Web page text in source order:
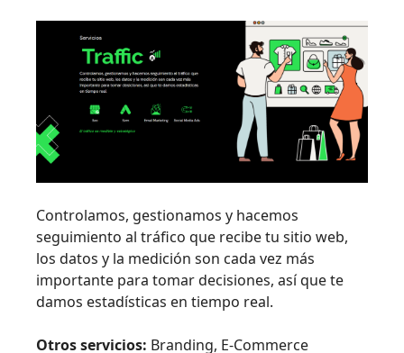
Controlamos, gestionamos y hacemos
seguimiento al tráfico que recibe tu sitio web,
los datos y la medición son cada vez más
importante para tomar decisiones, así que te
damos estadísticas en tiempo real.
Otros servicios: Branding, E-Commerce